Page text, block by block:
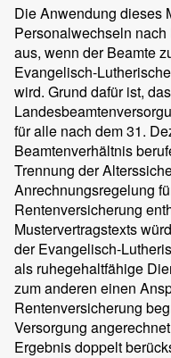
Die Anwendung dieses
Personalwechseln
aus, wenn der Beamte
Evangelisch-
wird. Grund dafür ist,
für alle nach dem 31.
Beamtenverhältnis
Trennung der
Anrechnungsregelung
Rentenversicherung
Mustervertragstexts
der Evangelisch-
als ruhegehaltfähige
zum anderen einen
Rentenversicherung
Versorgung
Ergebnis doppelt